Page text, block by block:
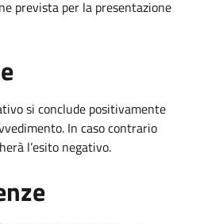
prevista per la presentazione
si conclude positivamente
In caso contrario
l’esito negativo.